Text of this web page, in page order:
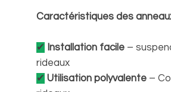
Caractéristiques des
✔ Installation facile –
rideaux
✔ Utilisation polyvalente –